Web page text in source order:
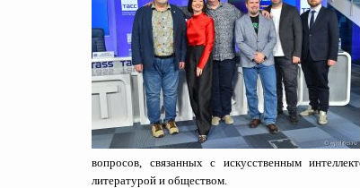
вопросов, связанных с искусственным
литературой и обществом.